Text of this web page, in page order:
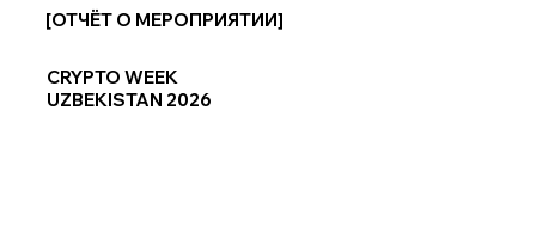
[ОТЧЁТ О МЕРОПРИЯТИИ]
CRYPTO WEEK
UZBEKISTAN 2026